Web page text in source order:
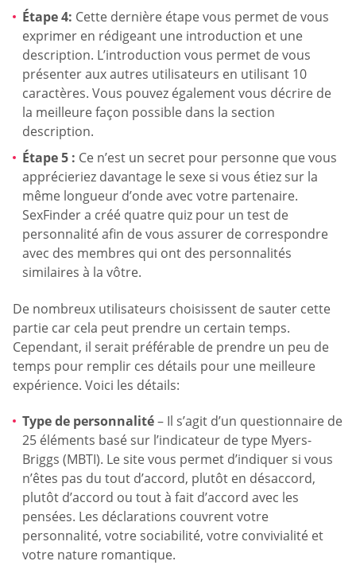
Étape 4: Cette dernière étape vous permet de vous
exprimer en rédigeant une introduction et une
description. L’introduction vous permet de vous
présenter aux autres utilisateurs en utilisant 10
caractères. Vous pouvez également vous décrire de
la meilleure façon possible dans la section
description.
Étape 5 : Ce n’est un secret pour personne que vous
apprécieriez davantage le sexe si vous étiez sur la
même longueur d’onde avec votre partenaire.
SexFinder a créé quatre quiz pour un test de
personnalité afin de vous assurer de correspondre
avec des membres qui ont des personnalités
similaires à la vôtre.
De nombreux utilisateurs choisissent de sauter cette
partie car cela peut prendre un certain temps.
Cependant, il serait préférable de prendre un peu de
temps pour remplir ces détails pour une meilleure
expérience. Voici les détails:
Type de personnalité– Il s’agit d’un questionnaire de
25 éléments basé sur l’indicateur de type Myers-
Briggs (MBTI). Le site vous permet d’indiquer si vous
n’êtes pas du tout d’accord, plutôt en désaccord,
plutôt d’accord ou tout à fait d’accord avec les
pensées. Les déclarations couvrent votre
personnalité, votre sociabilité, votre convivialité et
votre nature romantique.